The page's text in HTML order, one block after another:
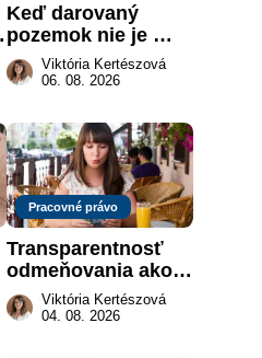
Keď darovaný
pozemok nie je
„hotová vec“: kedy
môže darca žiadať
Viktória Kertészová
06. 08. 2026
Pracovné právo
Transparentnosť
odmeňovania ako
právna povinnosť:
revolúcia na
Viktória Kertészová
04. 08. 2026